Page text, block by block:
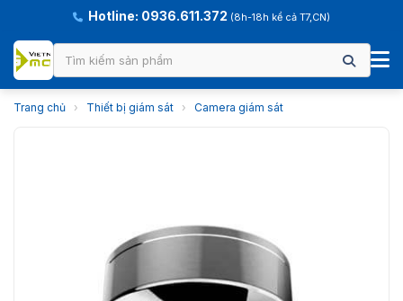
Hotline: 0936.611.372 (8h-18h kể cả T7,CN)
Trang chủ › Thiết bị giám sát › Camera giám sát